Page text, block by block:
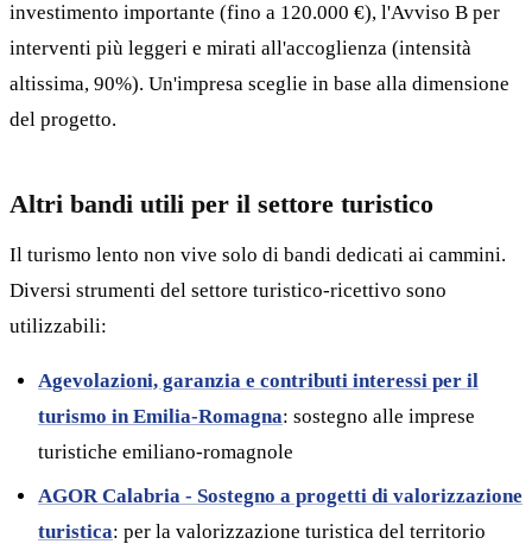
investimento importante (fino a 120.000 €), l'Avviso B per
interventi più leggeri e mirati all'accoglienza (intensità
altissima, 90%). Un'impresa sceglie in base alla dimensione
del progetto.
Altri bandi utili per il settore turistico
Il turismo lento non vive solo di bandi dedicati ai cammini.
Diversi strumenti del settore turistico-ricettivo sono
utilizzabili:
Agevolazioni, garanzia e contributi interessi per il
turismo in Emilia-Romagna: sostegno alle imprese
turistiche emiliano-romagnole
AGOR Calabria - Sostegno a progetti di valorizzazione
turistica: per la valorizzazione turistica del territorio